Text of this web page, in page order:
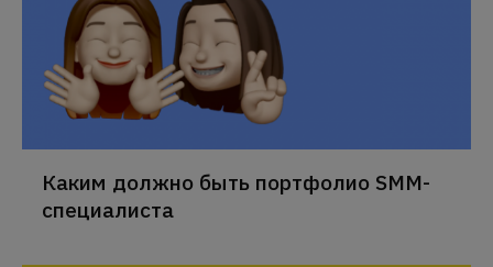
Каким должно быть портфолио SMM-
специалиста